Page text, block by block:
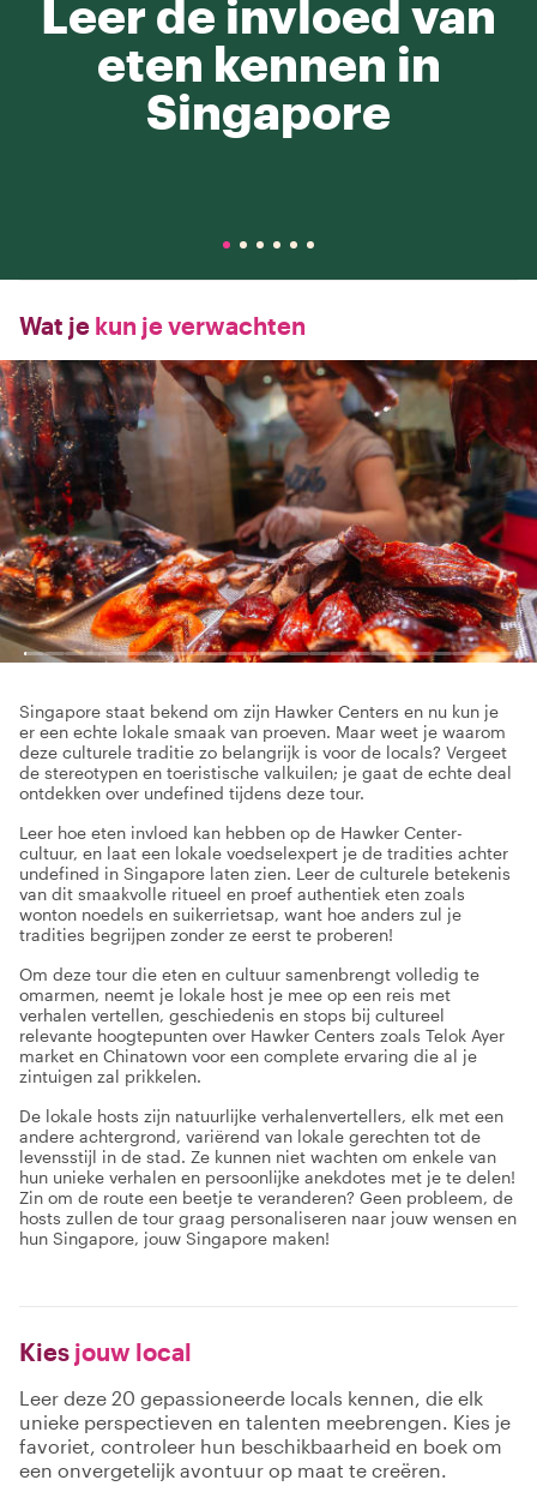
Leer de invloed van
eten kennen in
Singapore
Wat je kun je verwachten
Singapore staat bekend om zijn Hawker Centers en nu kun je
er een echte lokale smaak van proeven. Maar weet je waarom
deze culturele traditie zo belangrijk is voor de locals? Vergeet
de stereotypen en toeristische valkuilen; je gaat de echte deal
ontdekken over undefined tijdens deze tour.
Leer hoe eten invloed kan hebben op de Hawker Center-
cultuur, en laat een lokale voedselexpert je de tradities achter
undefined in Singapore laten zien. Leer de culturele betekenis
van dit smaakvolle ritueel en proef authentiek eten zoals
wonton noedels en suikerrietsap, want hoe anders zul je
tradities begrijpen zonder ze eerst te proberen!
Om deze tour die eten en cultuur samenbrengt volledig te
omarmen, neemt je lokale host je mee op een reis met
verhalen vertellen, geschiedenis en stops bij cultureel
relevante hoogtepunten over Hawker Centers zoals Telok Ayer
market en Chinatown voor een complete ervaring die al je
zintuigen zal prikkelen.
De lokale hosts zijn natuurlijke verhalenvertellers, elk met een
andere achtergrond, variërend van lokale gerechten tot de
levensstijl in de stad. Ze kunnen niet wachten om enkele van
hun unieke verhalen en persoonlijke anekdotes met je te delen!
Zin om de route een beetje te veranderen? Geen probleem, de
hosts zullen de tour graag personaliseren naar jouw wensen en
hun Singapore, jouw Singapore maken!
Kies jouw local
Leer deze 20 gepassioneerde locals kennen, die elk
unieke perspectieven en talenten meebrengen. Kies je
favoriet, controleer hun beschikbaarheid en boek om
een onvergetelijk avontuur op maat te creëren.